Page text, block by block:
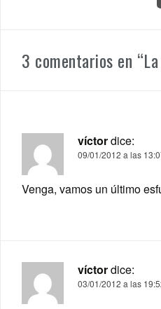
3 comentarios en “
víctordice:
09/01/2012 a las
Venga, vamos un último
víctordice:
03/01/2012 a las